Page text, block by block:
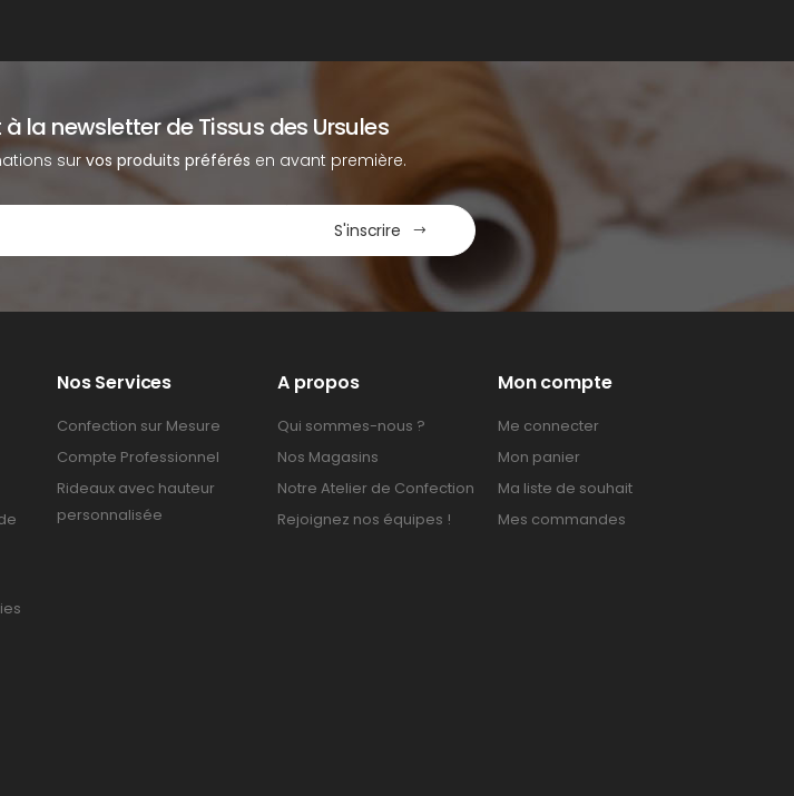
la newsletter de Tissus des Ursules
survos produits préférés en avant première.
S'inscrire
Nos Services
Confection sur Mesure
Compte Professionnel
Rideaux avec hauteur
personnalisée
A propos
Qui sommes-nous ?
Nos Magasins
Notre Atelier de Confection
Rejoignez nos équipes !
Mon compte
Me connecter
Mon panier
Ma liste de souhait
Mes commandes